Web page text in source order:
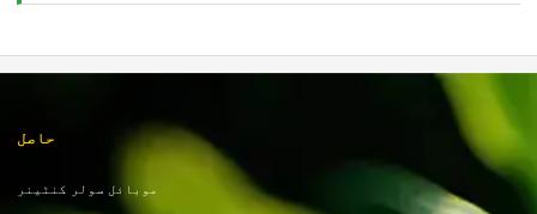
حاصل
موبائل سولر کنٹینر